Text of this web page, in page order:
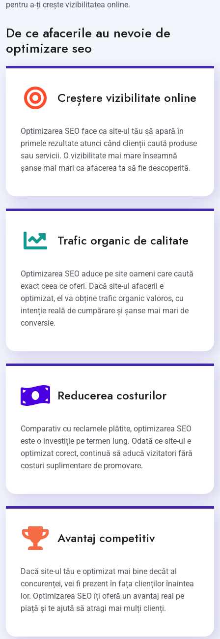
pentru a-ți crește vizibilitatea online.
De ce afacerile au nevoie de
optimizare seo
Creștere vizibilitate online
Optimizarea SEO face ca site-ul tău să apară în
primele rezultate atunci când clienții caută produse
sau servicii. O vizibilitate mai mare înseamnă
șanse mai mari ca afacerea ta să fie descoperită.
Trafic organic de calitate
Optimizarea SEO aduce pe site oameni care caută
exact ceea ce oferi. Dacă site-ul afacerii e
optimizat, el va obține trafic organic valoros, cu
intenție reală de cumpărare și șanse mai mari de
conversie.
Reducerea costurilor
Comparativ cu reclamele plătite, optimizarea SEO
este o investiție pe termen lung. Odată ce site-ul e
optimizat corect, continuă să aducă vizitatori fără
costuri suplimentare de promovare.
Avantaj competitiv
Dacă site-ul tău e optimizat mai bine decât al
concurenței, vei fi prezent în fața clienților înaintea
lor. Optimizarea SEO îți oferă un avantaj real pe
piață și te ajută să atragi mai mulți clienți.